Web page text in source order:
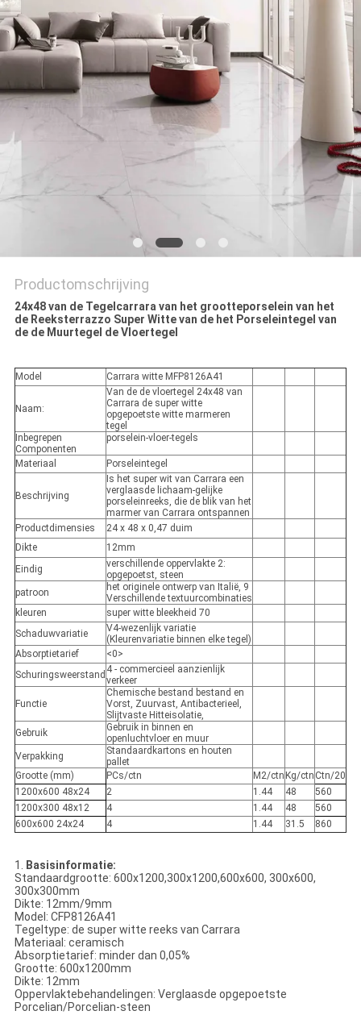
Productomschrijving
24x48 van de Tegelcarrara van het grootteporselein van het
de Reeksterrazzo Super Witte van de het Porseleintegel van
de de Muurtegel de Vloertegel
Model Carrara witte MFP8126A41
Naam:
Van de de vloertegel 24x48 van
Carrara de super witte
opgepoetste witte marmeren
tegel
Inbegrepen
Componenten
porselein-vloer-tegels
Materiaal Porseleintegel
Beschrijving
Is het super wit van Carrara een
verglaasde lichaam-gelijke
porseleinreeks, die de blik van het
marmer van Carrara ontspannen
Productdimensies
24 x 48 x 0,47 duim
Dikte
12mm
Eindig
verschillende oppervlakte 2:
opgepoetst, steen
patroon
het originele ontwerp van Italië, 9
Verschillende textuurcombinaties
kleuren
super witte bleekheid 70
Schaduwvariatie
V4-wezenlijk variatie
(Kleurenvariatie binnen elke tegel)
Absorptietarief
<0>
Schuringsweerstand 4 - commercieel aanzienlijk
verkeer
Functie
Chemische bestand bestand en
Vorst, Zuurvast, Antibacterieel,
Slijtvaste Hitteisolatie,
Gebruik
Gebruik in binnen en
openluchtvloer en muur
Verpakking
Standaardkartons en houten
pallet
Grootte (mm)
PCs/ctn M2/ctn Kg/ctn Ctn/20
1200x600 48x24
2 1.44 48
560
1200x300 48x12
4 1.44 48
560
600x600 24x24
4 1.44 31.5 860
1. Basisinformatie:
Standaardgrootte: 600x1200,300x1200,600x600, 300x600,
300x300mm
Dikte: 12mm/9mm
Model: CFP8126A41
Tegeltype: de super witte reeks van Carrara
Materiaal: ceramisch
Absorptietarief: minder dan 0,05%
Grootte: 600x1200mm
Dikte: 12mm
Oppervlaktebehandelingen: Verglaasde opgepoetste
Porcelian/Porcelian-steen